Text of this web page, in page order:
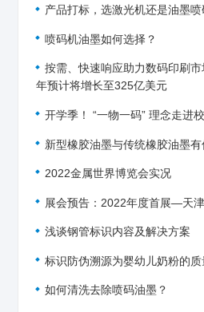
产品打标，选激光机还是油墨喷
喷码机油墨如何选择？
按需、快速响应助力数码印刷
年预计将增长至325亿美元
开学季！ “一物一码” 理念走进
新型橡胶油墨与传统橡胶油墨有
2022金属世界博览会实况
展会预告：2022年度首展—天
浅谈钢管标识内容及解决方案
标识防伪溯源为婴幼儿奶粉的
如何清洗去除喷码油墨？